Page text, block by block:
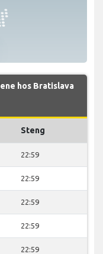
hos Bratislava
Steng
22:59
22:59
22:59
22:59
22:59